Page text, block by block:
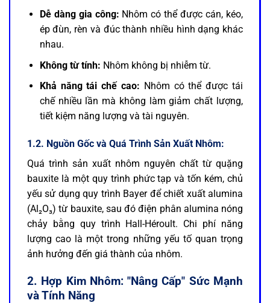
Dễ dàng gia công: Nhôm có thể được cán, kéo,
ép đùn, rèn và đúc thành nhiều hình dạng khác
nhau.
Không từ tính: Nhôm không bị nhiễm từ.
Khả năng tái chế cao: Nhôm có thể được tái
chế nhiều lần mà không làm giảm chất lượng,
tiết kiệm năng lượng và tài nguyên.
1.2. Nguồn Gốc và Quá Trình Sản Xuất Nhôm:
Quá trình sản xuất nhôm nguyên chất từ quặng
bauxite là một quy trình phức tạp và tốn kém, chủ
yếu sử dụng quy trình Bayer để chiết xuất alumina
(Al₂O₃) từ bauxite, sau đó điện phân alumina nóng
chảy bằng quy trình Hall-Héroult. Chi phí năng
lượng cao là một trong những yếu tố quan trọng
ảnh hưởng đến giá thành của nhôm.
2. Hợp Kim Nhôm: "Nâng Cấp" Sức Mạnh
và Tính Năng